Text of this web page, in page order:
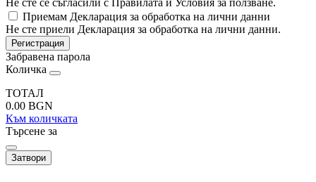
Не сте се съгласили с Правилата и Условия за ползване.
Приемам Декларация за обработка на лични данни
Не сте приели Декларация за обработка на лични данни.
Регистрация
Забравена парола
Количка
ТОТАЛ
0.00 BGN
Към количката
Търсене за
Затвори